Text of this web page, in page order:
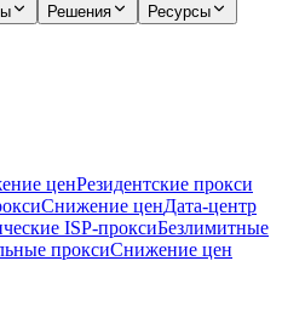
Решения
Ресурсы
ценРезидентские прокси
Снижение ценДата-центр
ISP-проксиБезлимитные
проксиСнижение цен